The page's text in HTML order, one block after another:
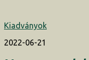
Kiadványok
2022-06-21